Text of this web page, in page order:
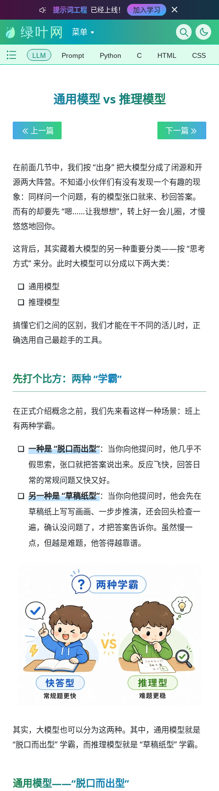
提示词工程 已经上线！ 加入学习
菜单
LLM Prompt Python C HTML CSS
通用模型 vs 推理模型
上一篇 下一篇
在前面几节中，我们按 “出身” 把大模型分成了闭源和开
源两大阵营。不知道小伙伴们有没有发现一个有趣的现
象：同样问一个问题，有的模型张口就来、秒回答案。
而有的却要先 “嗯……让我想想”，转上好一会儿圈，才慢
悠悠地回你。
这背后，其实藏着大模型的另一种重要分类——按 “思考
方式” 来分。此时大模型可以分成以下两大类：
通用模型
推理模型
搞懂它们之间的区别，我们才能在干不同的活儿时，正
确选用自己最趁手的工具。
先打个比方：两种 “学霸”
在正式介绍概念之前，我们先来看这样一种场景：班上
有两种学霸。
一种是 “脱口而出型”：当你向他提问时，他几乎不
假思索，张口就把答案说出来。反应飞快，回答日
常的常规问题又快又好。
另一种是 “草稿纸型”：当你向他提问时，他会先在
草稿纸上写写画画、一步步推演，还会回头检查一
遍，确认没问题了，才把答案告诉你。虽然慢一
点，但越是难题，他答得越靠谱。
其实，大模型也可以分为这两种。其中，通用模型就是
“脱口而出型” 学霸，而推理模型就是 “草稿纸型” 学霸。
通用模型——“脱口而出型”